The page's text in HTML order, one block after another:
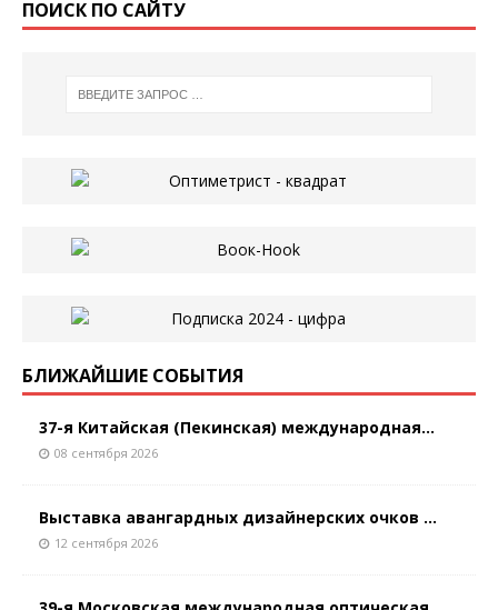
ПОИСК ПО САЙТУ
БЛИЖАЙШИЕ СОБЫТИЯ
37-я Китайская (Пекинская) международная...
08 сентября 2026
Выставка авангардных дизайнерских очков ...
12 сентября 2026